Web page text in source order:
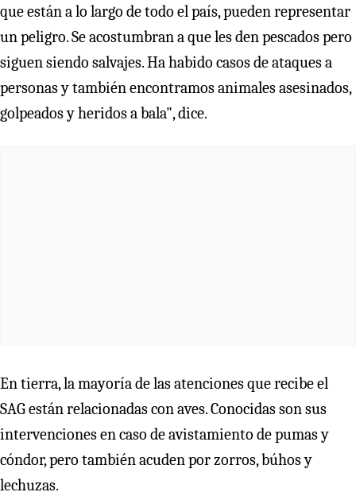
que están a lo largo de todo el país, pueden representar
un peligro. Se acostumbran a que les den pescados pero
siguen siendo salvajes. Ha habido casos de ataques a
personas y también encontramos animales asesinados,
golpeados y heridos a bala", dice.
En tierra, la mayoría de las atenciones que recibe el
SAG están relacionadas con aves. Conocidas son sus
intervenciones en caso de avistamiento de pumas y
cóndor, pero también acuden por zorros, búhos y
lechuzas.